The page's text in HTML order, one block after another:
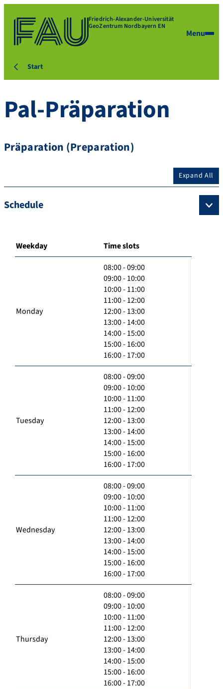
Friedrich-Alexander-Universität
GeoZentrum Nordbayern EN
Menu
Start
Pal-Präparation
Präparation (Preparation)
Expand All
Schedule
Weekday Time slots
Monday
08:00 - 09:00
09:00 - 10:00
10:00 - 11:00
11:00 - 12:00
12:00 - 13:00
13:00 - 14:00
14:00 - 15:00
15:00 - 16:00
16:00 - 17:00
Tuesday
08:00 - 09:00
09:00 - 10:00
10:00 - 11:00
11:00 - 12:00
12:00 - 13:00
13:00 - 14:00
14:00 - 15:00
15:00 - 16:00
16:00 - 17:00
Wednesday
08:00 - 09:00
09:00 - 10:00
10:00 - 11:00
11:00 - 12:00
12:00 - 13:00
13:00 - 14:00
14:00 - 15:00
15:00 - 16:00
16:00 - 17:00
Thursday
08:00 - 09:00
09:00 - 10:00
10:00 - 11:00
11:00 - 12:00
12:00 - 13:00
13:00 - 14:00
14:00 - 15:00
15:00 - 16:00
16:00 - 17:00